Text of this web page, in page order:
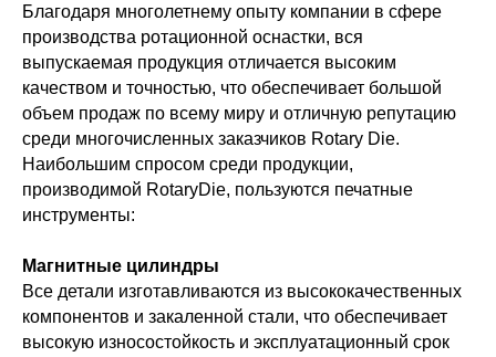
Благодаря многолетнему опыту компании в сфере
производства ротационной оснастки, вся
выпускаемая продукция отличается высоким
качеством и точностью, что обеспечивает большой
объем продаж по всему миру и отличную репутацию
среди многочисленных заказчиков Rotary Die.
Наибольшим спросом среди продукции,
производимой RotaryDie, пользуются печатные
инструменты:
Магнитные цилиндры
Все детали изготавливаются из высококачественных
компонентов и закаленной стали, что обеспечивает
высокую износостойкость и эксплуатационный срок